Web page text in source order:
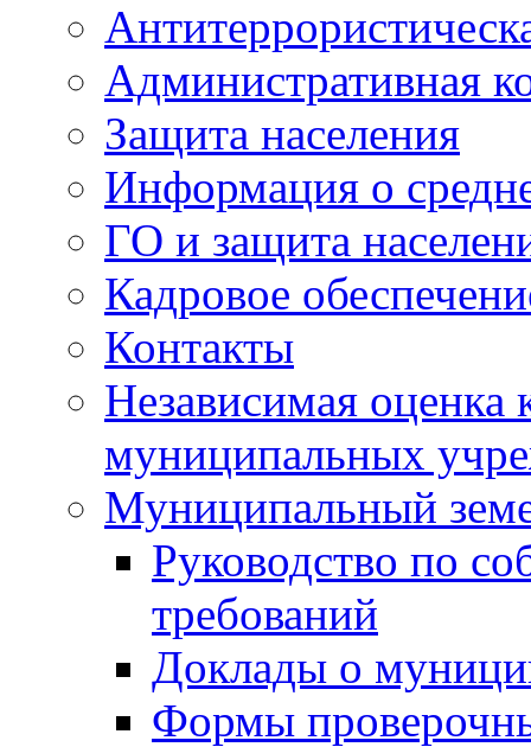
Административная
Защита населения
Информация о
ГО и защита
Кадровое
Контакты
Независимая оценка
муниципальных
Муниципальный
Руководство по
требований
Доклады о
Формы